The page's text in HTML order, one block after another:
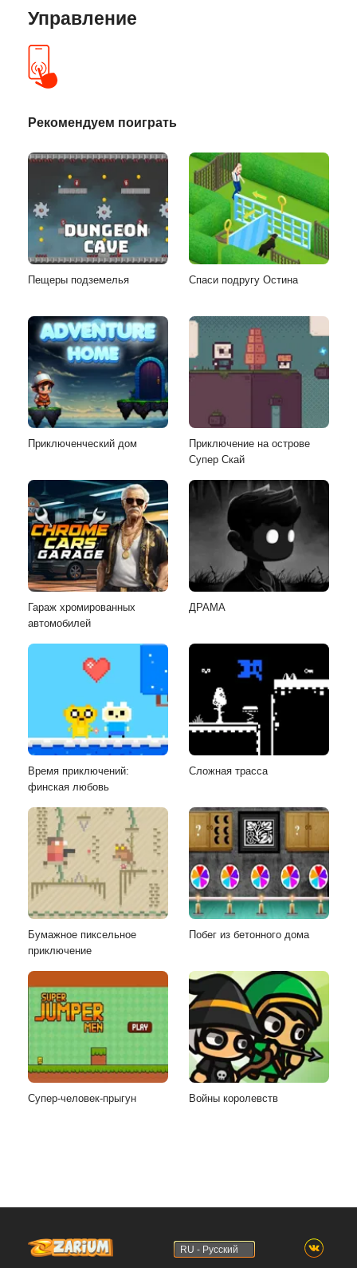
Управление
Рекомендуем поиграть
Пещеры подземелья Спаси подругу Остина
Приключенческий дом
Приключение на острове
Супер Скай
Гараж хромированных
автомобилей
ДРАМА
Время приключений:
финская любовь
Сложная трасса
Бумажное пиксельное
приключение
Побег из бетонного дома
Супер-человек-прыгун Войны королевств
RU - Русский